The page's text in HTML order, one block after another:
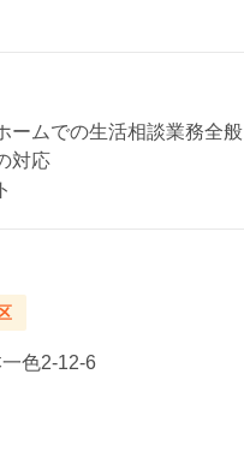
ームでの生活相談業務全般
対応
色2-12-6